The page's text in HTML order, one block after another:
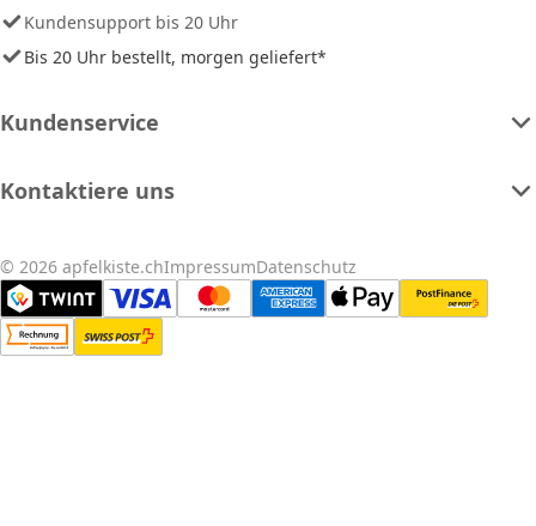
Kundensupport bis 20 Uhr
Bis 20 Uhr bestellt, morgen geliefert*
Kundenservice
Kontaktiere uns
© 2026 apfelkiste.chImpressumDatenschutz